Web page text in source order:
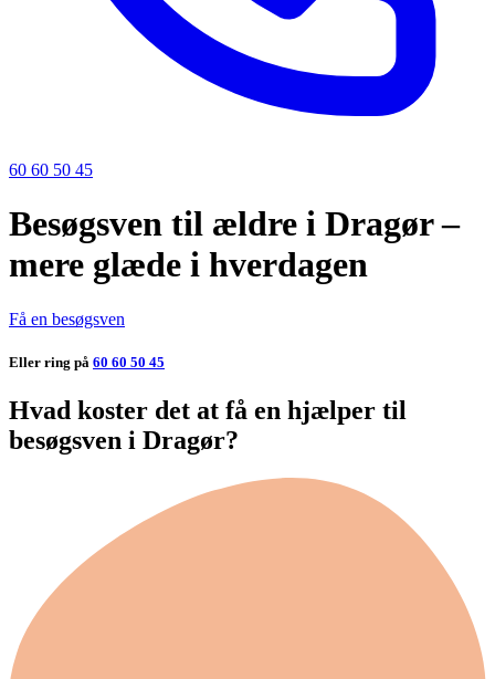
60 60 50 45
Besøgsven til ældre i Dragør –
mere glæde i hverdagen
Få en besøgsven
Eller ring på 60 60 50 45
Hvad koster det at få en hjælper til
besøgsven i Dragør?